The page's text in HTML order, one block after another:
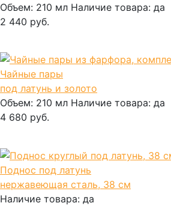
Объем: 210 мл Наличие товара: да
2 440 руб.
Чайные пары
под латунь и золото
Объем: 210 мл Наличие товара: да
4 680 руб.
Поднос под латунь
нержавеющая сталь, 38 см
Наличие товара: да